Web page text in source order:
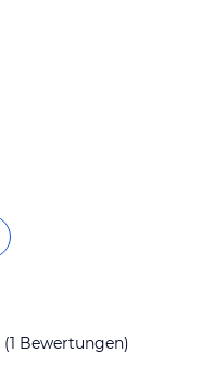
(1 Bewertungen)